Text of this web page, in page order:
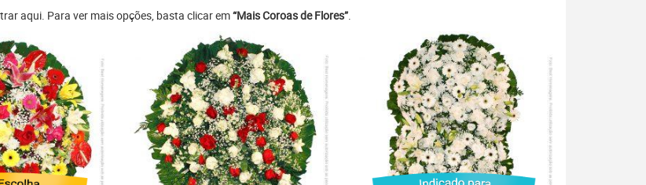
aqui. Para ver mais opções, basta clicar em“Mais Coroas de Flores”.